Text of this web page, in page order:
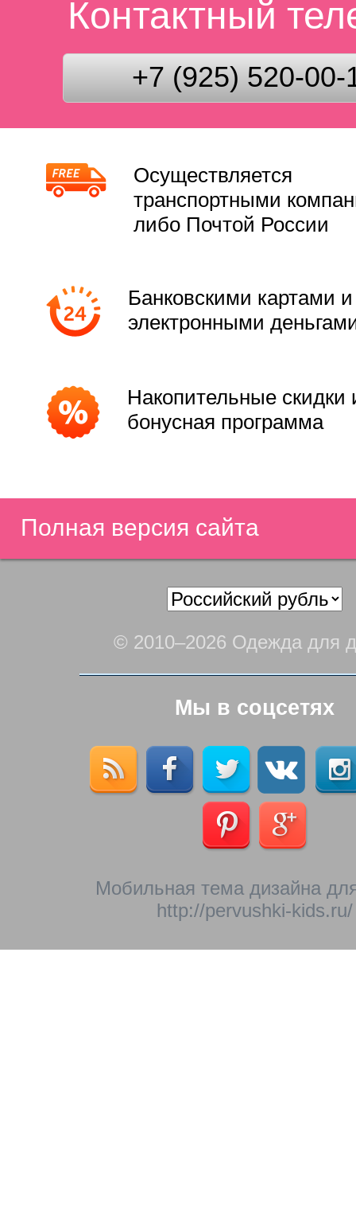
Контактный
+7 (925) 520-00-
Осуществляется
транспортными
либо Почтой России
Банковскими картами и
электронными
Накопительные скидки
бонусная программа
Полная версия сайта
© 2010–2026 Одежда для
Мы в соцсетях
Мобильная тема дизайна
http://pervushki-kids.ru/